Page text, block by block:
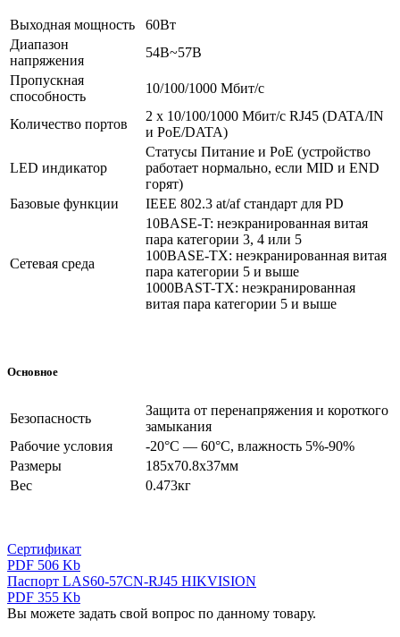
Выходная мощность
60Вт
Диапазон
напряжения
54В~57В
Пропускная
способность
10/100/1000 Мбит/с
Количество портов
2 х 10/100/1000 Мбит/с RJ45 (DATA/IN
и PoE/DATA)
LED индикатор
Статусы Питание и PoE (устройство
работает нормально, если MID и END
горят)
Базовые функции
IEEE 802.3 at/af стандарт для PD
Сетевая среда
10BASE-T: неэкранированная витая
пара категории 3, 4 или 5
100BASE-TX: неэкранированная витая
пара категории 5 и выше
1000BAST-TX: неэкранированная
витая пара категории 5 и выше
Основное
Безопасность
Защита от перенапряжения и короткого
замыкания
Рабочие условия
-20°С — 60°С, влажность 5%-90%
Размеры
185х70.8х37мм
Вес
0.473кг
Сертификат
PDF 506 Kb
Паспорт LAS60-57CN-RJ45 HIKVISION
PDF 355 Kb
Вы можете задать свой вопрос по данному товару.